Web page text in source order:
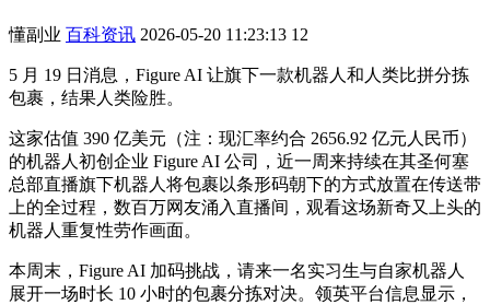
懂副业 百科资讯 2026-05-20 11:23:13 12
5 月 19 日消息，Figure AI 让旗下一款机器人和人类比拼分拣
包裹，结果人类险胜。
这家估值 390 亿美元（注：现汇率约合 2656.92 亿元人民币）
的机器人初创企业 Figure AI 公司，近一周来持续在其圣何塞
总部直播旗下机器人将包裹以条形码朝下的方式放置在传送带
上的全过程，数百万网友涌入直播间，观看这场新奇又上头的
机器人重复性劳作画面。
本周末，Figure AI 加码挑战，请来一名实习生与自家机器人
展开一场时长 10 小时的包裹分拣对决。领英平台信息显示，